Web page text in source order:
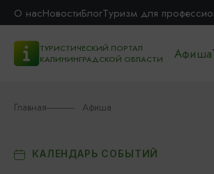
О насНовостиБлогТуризм для
ТУРИСТИЧЕСКИЙ ПОРТАЛ
КАЛИНИНГРАДСКОЙ ОБЛАСТИ
Афиша
Главная Афиша
КАЛЕНДАРЬ СОБЫТИЙ